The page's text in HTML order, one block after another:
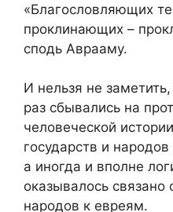
«Благословляющих
проклинающих –
сподь Аврааму.
И нельзя не
раз сбывались на
человеческой
государств и
а иногда и вполне
оказывалось связано
народов к евреям.